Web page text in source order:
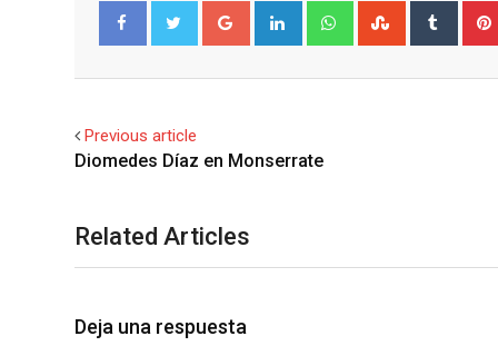
Google+ LinkedIn WhatsappStumbleUpon
Tumblr
Previous article
Diomedes Díaz en Monserrate
Related Articles
Deja una respuesta